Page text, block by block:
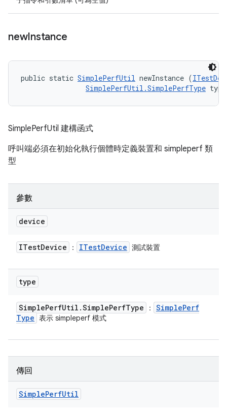
newInstance
public static SimplePerfUtil newInstance (
SimplePerfUtil.SimplePerfType
SimplePerfUtil 建構函式
呼叫端必須在初始化執行個體時定義裝置和 simpleperf 類
型
參數
device
ITestDevice ： ITestDevice 測試裝置
type
SimplePerfUtil .SimplePerfType ： SimplePerf
Type 表示 simpleperf 模式
傳回
SimplePerfUtil